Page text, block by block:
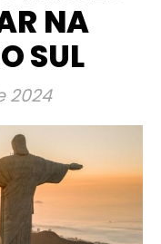
NA
SUL
2024